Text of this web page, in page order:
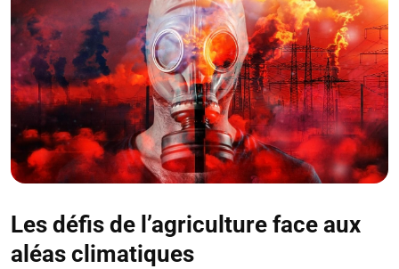
Les défis de l’agriculture face aux
aléas climatiques